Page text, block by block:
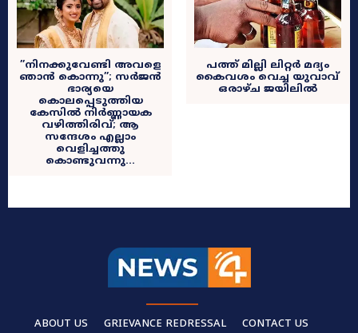
”നിനക്കുവേണ്ടി അവളെ
ഞാൻ കൊന്നു”; സർജൻ
ഭാര്യയെ
കൊലപ്പെടുത്തിയ
കേസിൽ നിർണ്ണായക
വഴിത്തിരിവ്; ആ
സന്ദേശം എല്ലാം
വെളിച്ചത്തു
കൊണ്ടുവന്നു…
പത്ത് മില്ലി ലിറ്റർ മദ്യം
കൈവശം വെച്ച യുവാവ്
ഒരാഴ്ച ജയിലിൽ
ABOUT US GRIEVANCE REDRESSAL CONTACT US